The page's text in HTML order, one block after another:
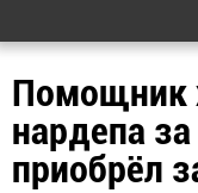
Помощник
нардепа
приобрёл